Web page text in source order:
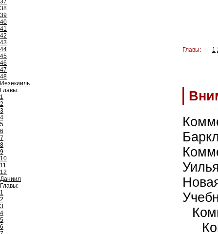
37
38
39
40
41
42
43
44
45
46
47
48
Иезекииль
Главы:
1
2
3
4
5
6
7
8
9
10
11
12
Даниил
Главы:
1
2
3
4
5
6
Главы: 1